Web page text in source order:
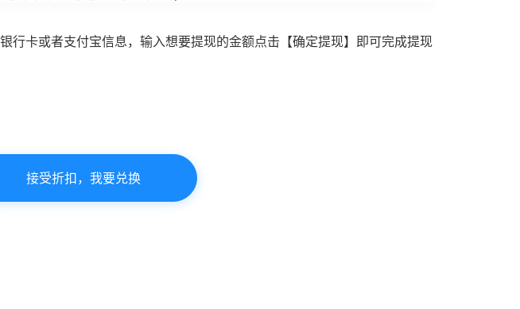
行卡或者支付宝信息，输入想要提现的金额点击【确定提现】即可完成提现
接受折扣，我要兑换